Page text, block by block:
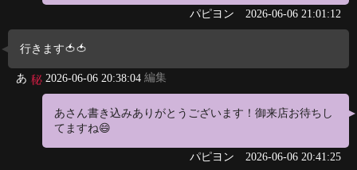
パピヨン 2026-06-06 21:01:12
行きます🍅🍅
あ 2026-06-06 20:38:04 編集
あさん書き込みありがとうございます！御来店お待ちし
てますね😄
パピヨン 2026-06-06 20:41:25